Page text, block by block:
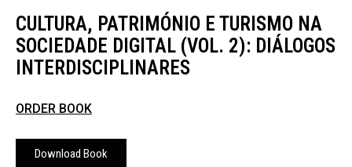
CULTURA, PATRIMÓNIO E TURISMO NA
SOCIEDADE DIGITAL (VOL. 2): DIÁLOGOS
INTERDISCIPLINARES
ORDER BOOK
Download Book